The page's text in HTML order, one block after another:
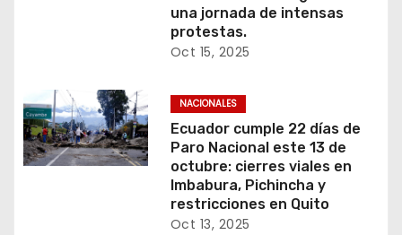
una jornada de intensas
protestas.
Oct 15, 2025
NACIONALES
Ecuador cumple 22 días de
Paro Nacional este 13 de
octubre: cierres viales en
Imbabura, Pichincha y
restricciones en Quito
Oct 13, 2025